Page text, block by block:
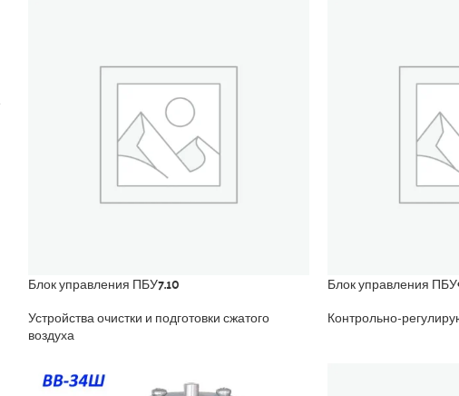
Блок управления ПБУ7.10
Устройства очистки и подготовки сжатого
воздуха
Блок управления
Контрольно-